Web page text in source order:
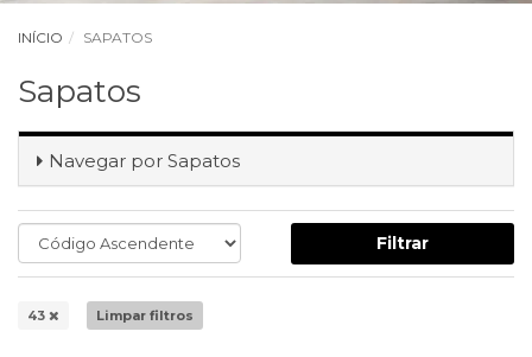
INÍCIO SAPATOS
Sapatos
Navegar por Sapatos
Filtrar
43 Limpar filtros